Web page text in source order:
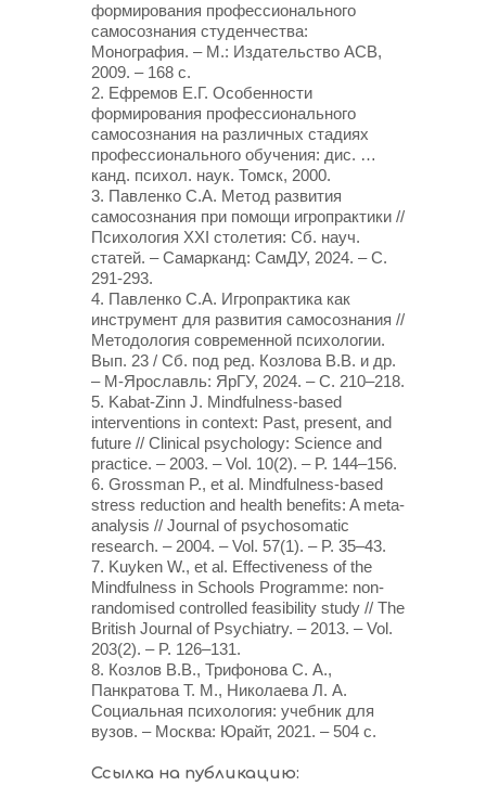
формирования профессионального
самосознания студенчества:
Монография. – М.: Издательство АСВ,
2009. – 168 с.
2. Ефремов Е.Г. Особенности
формирования профессионального
самосознания на различных стадиях
профессионального обучения: дис. …
канд. психол. наук. Томск, 2000.
3. Павленко С.А. Метод развития
самосознания при помощи игропрактики //
Психология XXI столетия: Сб. науч.
статей. – Самарканд: СамДУ, 2024. – С.
291-293.
4. Павленко С.А. Игропрактика как
инструмент для развития самосознания //
Методология современной психологии.
Вып. 23 / Сб. под ред. Козлова В.В. и др.
– М-Ярославль: ЯрГУ, 2024. – С. 210–218.
5. Kabat-Zinn J. Mindfulness-based
interventions in context: Past, present, and
future // Clinical psychology: Science and
practice. – 2003. – Vol. 10(2). – P. 144–156.
6. Grossman P., et al. Mindfulness-based
stress reduction and health benefits: A meta-
analysis // Journal of psychosomatic
research. – 2004. – Vol. 57(1). – P. 35–43.
7. Kuyken W., et al. Effectiveness of the
Mindfulness in Schools Programme: non-
randomised controlled feasibility study // The
British Journal of Psychiatry. – 2013. – Vol.
203(2). – P. 126–131.
8. Козлов В.В., Трифонова С. А.,
Панкратова Т. М., Николаева Л. А.
Социальная психология: учебник для
вузов. – Москва: Юрайт, 2021. – 504 с.
Ссылка на публикацию: